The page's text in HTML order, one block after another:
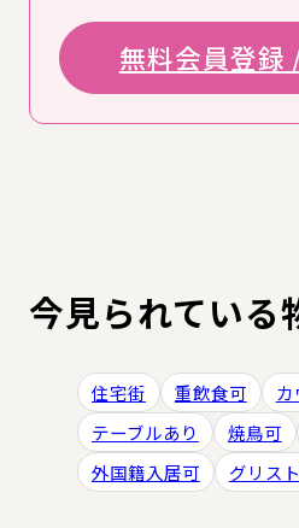
無料会員登録
今見られている
住宅街 重飲食可
テーブルあり
焼鳥可
外国籍入居可
グリス